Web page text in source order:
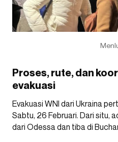
Proses, rute, dan
evakuasi
Evakuasi WNI dari Ukraina
Sabtu, 26 Februari. Dari situ,
dari Odessa dan tiba di